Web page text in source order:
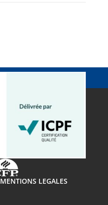
MENTIONS LEGALES